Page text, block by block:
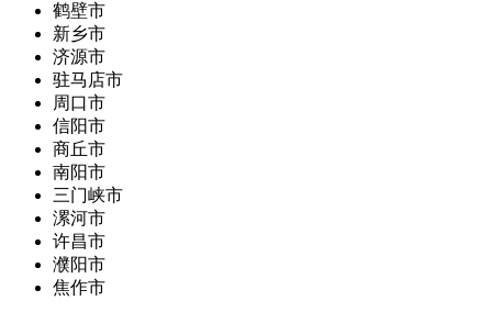
鹤壁市
新乡市
济源市
驻马店市
周口市
信阳市
商丘市
南阳市
三门峡市
漯河市
许昌市
濮阳市
焦作市